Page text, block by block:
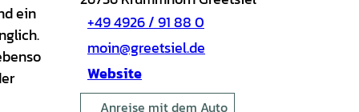
ein
+49 4926 / 91 88 0
moin@greetsiel.de
Website
Anreise mit dem Auto